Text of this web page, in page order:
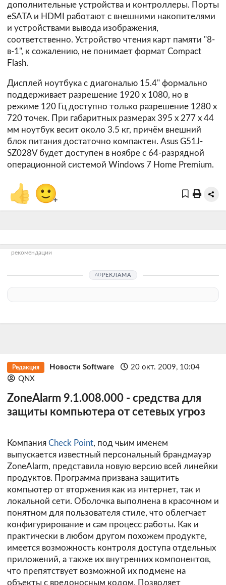
дополнительные устройства и контроллеры. Порты
eSATA и HDMI работают с внешними накопителями
и устройствами вывода изображения,
соответственно. Устройство чтения карт памяти "8-
в-1", к сожалению, не понимает формат Compact
Flash.
Дисплей ноутбука с диагональю 15.4" формально
поддерживает разрешение 1920 х 1080, но в
режиме 120 Гц доступно только разрешение 1280 х
720 точек. При габаритных размерах 395 х 277 х 44
мм ноутбук весит около 3.5 кг, причём внешний
блок питания достаточно компактен. Asus G51J-
SZ028V будет доступен в ноябре с 64-разрядной
операционной системой Windows 7 Home Premium.
👍 🙂+
рекомендации
РЕКЛАМА
Редакция Новости Software
20 окт. 2009, 10:04
QNX
ZoneAlarm 9.1.008.000 - средства для
защиты компьютера от сетевых угроз
Компания Check Point, под чьим именем
выпускается известный персональный брандмауэр
ZoneAlarm, представила новую версию всей линейки
продуктов. Программа призвана защитить
компьютер от вторжения как из интернет, так и
локальной сети. Оболочка выполнена в красочном и
понятном для пользователя стиле, что облегчает
конфигурирование и сам процесс работы. Как и
практически в любом другом похожем продукте,
имеется возможность контроля доступа отдельных
приложений, а также их внутренних компонентов,
что препятствует возможной их подмене на
объекты с вредоносным кодом. Позволяет